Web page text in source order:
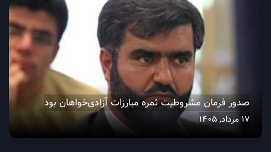
صدور فرمان مشروطیت ثمره مبارزات آزادی‌خواهان بود
17 مرداد, 1405